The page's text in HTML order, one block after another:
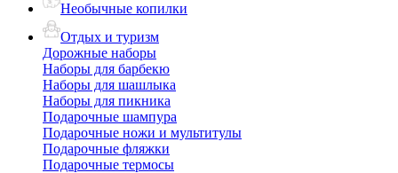
Необычные копилки
Отдых и туризм
Дорожные наборы
Наборы для барбекю
Наборы для шашлыка
Наборы для пикника
Подарочные шампура
Подарочные ножи и мультитулы
Подарочные фляжки
Подарочные термосы